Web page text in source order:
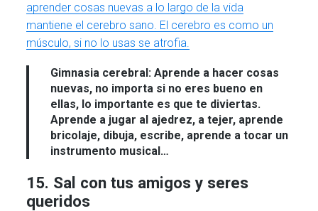
aprender cosas nuevas a lo largo de la vida
mantiene el cerebro sano. El cerebro es como un
músculo, si no lo usas se atrofia.
Gimnasia cerebral: Aprende a hacer cosas
nuevas, no importa si no eres bueno en
ellas, lo importante es que te diviertas.
Aprende a jugar al ajedrez, a tejer, aprende
bricolaje, dibuja, escribe, aprende a tocar un
instrumento musical…
15. Sal con tus amigos y seres
queridos